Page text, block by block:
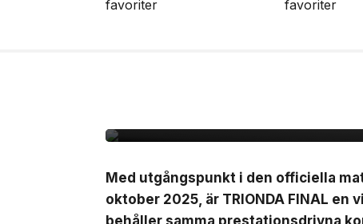
Med utgångspunkt i den officiella
oktober 2025, är TRIONDA FINAL
behåller samma prestationsdrivna